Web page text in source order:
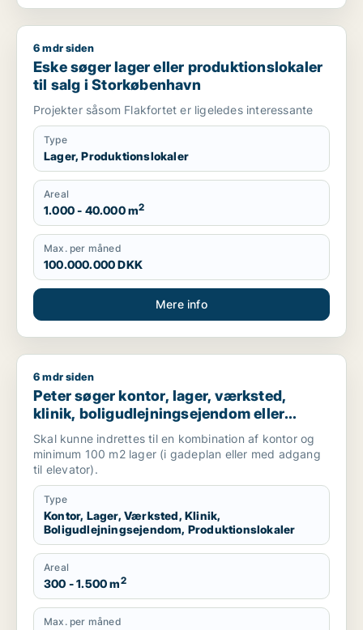
Eske søger lager eller produktionslokaler til salg i
6 mdr siden
Eske søger lager eller produktionslokaler
til salg i Storkøbenhavn
Projekter såsom Flakfortet er ligeledes interessante
Type
Lager, Produktionslokaler
Areal
1.000 - 40.000 m2
Max. per måned
100.000.000 DKK
Mere info
Peter søger kontor, lager, værksted, klinik,
6 mdr siden
Peter søger kontor, lager, værksted,
klinik, boligudlejningsejendom eller
produktionslokaler til salg i
Frederiksberg, Østerbro eller Nordhavn
m.fl.
Skal kunne indrettes til en kombination af kontor og
minimum 100 m2 lager (i gadeplan eller med adgang
til elevator).
Type
Kontor, Lager, Værksted, Klinik,
Boligudlejningsejendom, Produktionslokaler
Areal
300 - 1.500 m2
Max. per måned